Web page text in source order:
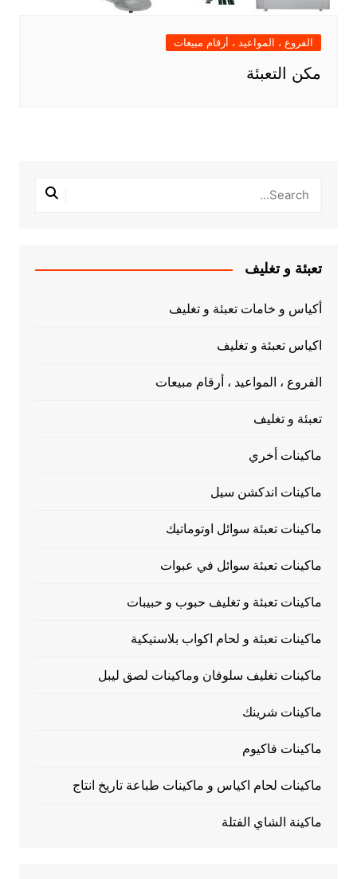
الفروع ، المواعيد ، أرقام مبيعات
مكن التعبئة
تعبئة و تغليف
أكياس و خامات تعبئة و تغليف
اكياس تعبئة و تغليف
الفروع ، المواعيد ، أرقام مبيعات
تعبئة و تغليف
ماكينات أخري
ماكينات اندكشن سيل
ماكينات تعبئة سوائل اوتوماتيك
ماكينات تعبئة سوائل في عبوات
ماكينات تعبئة و تغليف حبوب و حبيبات
ماكينات تعبئة و لحام اكواب بلاستيكية
ماكينات تغليف سلوفان وماكينات لصق ليبل
ماكينات شرينك
ماكينات فاكيوم
ماكينات لحام اكياس و ماكينات طباعة تاريخ انتاج
ماكينة الشاي الفتلة